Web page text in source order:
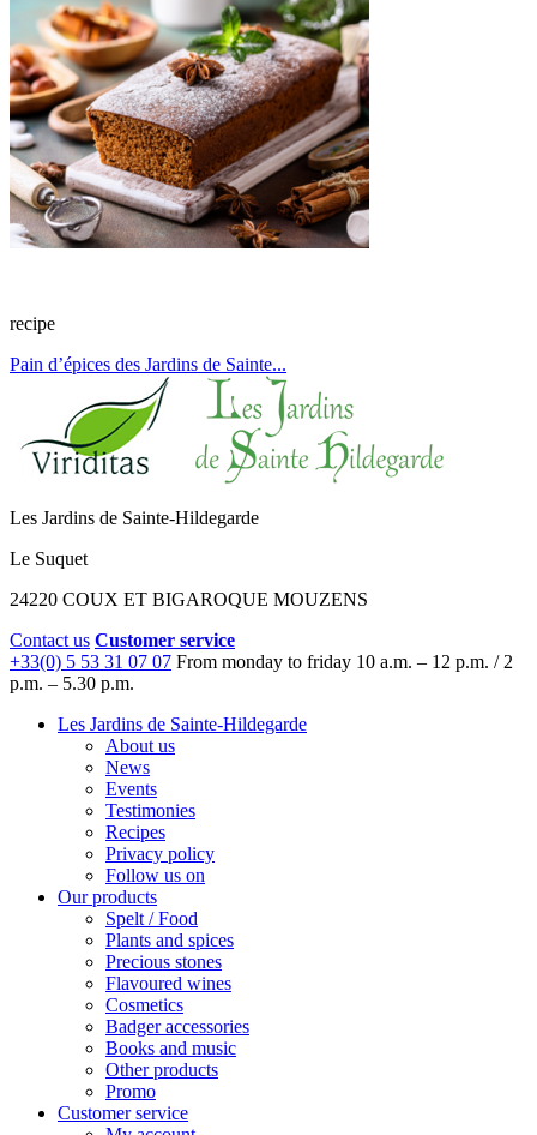
recipe
Pain d’épices des Jardins de Sainte...
Les Jardins de Sainte-Hildegarde
Le Suquet
24220 COUX ET BIGAROQUE MOUZENS
Contact us Customer service
+33(0) 5 53 31 07 07 From monday to friday 10 a.m. – 12 p.m. / 2
p.m. – 5.30 p.m.
Les Jardins de Sainte-Hildegarde
About us
News
Events
Testimonies
Recipes
Privacy policy
Follow us on
Our products
Spelt / Food
Plants and spices
Precious stones
Flavoured wines
Cosmetics
Badger accessories
Books and music
Other products
Promo
Customer service